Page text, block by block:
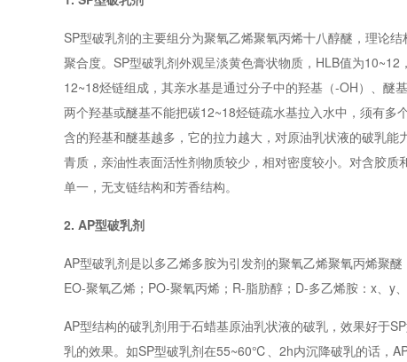
SP型破乳剂的主要组分为聚氧乙烯聚氧丙烯十八醇醚，理论
聚合度。SP型破乳剂外观呈淡黄色膏状物质，HLB值为
12~18烃链组成，其亲水基是通过分子中的羟基（-OH）、醚
两个羟基或醚基不能把碳12~18烃链疏水基拉入水中，须有
含的羟基和醚基越多，它的拉力越大，对原油乳状液的破乳
青质，亲油性表面活性剂物质较少，相对密度较小。对含胶
单一，无支链结构和芳香结构。
2. AP型破乳剂
AP型破乳剂是以多乙烯多胺为引发剂的聚氧乙烯聚氧丙烯聚
EO-聚氧乙烯；PO-聚氧丙烯；R-脂肪醇；D-多乙烯胺：x、y、
AP型结构的破乳剂用于石蜡基原油乳状液的破乳，效果好于
乳的效果。如SP型破乳剂在55~60℃、2h内沉降破乳的话，